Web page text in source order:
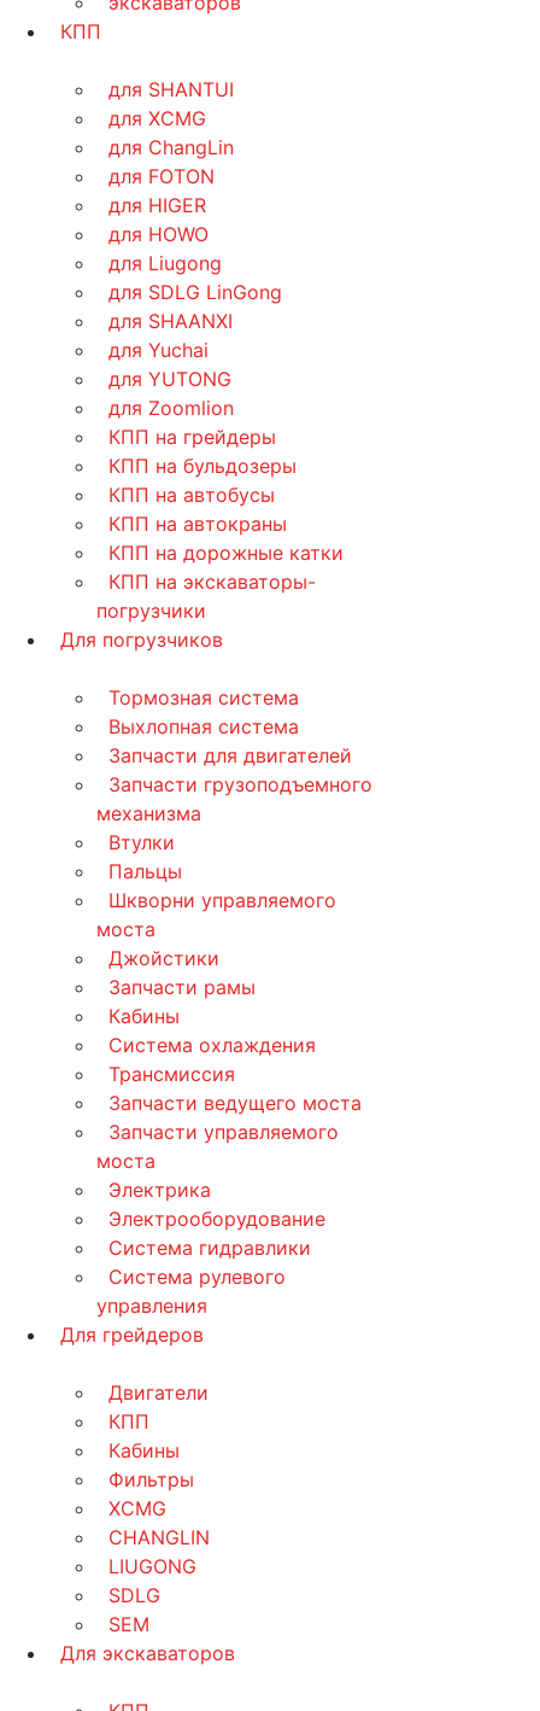
КПП
для SHANTUI
для XCMG
для ChangLin
для FOTON
для HIGER
для HOWO
для Liugong
для SDLG LinGong
для SHAANXI
для Yuchai
для YUTONG
для Zoomlion
КПП на грейдеры
КПП на бульдозеры
КПП на автобусы
КПП на автокраны
КПП на дорожные катки
КПП на экскаваторы-
погрузчики
Для погрузчиков
Тормозная система
Выхлопная система
Запчасти для двигателей
Запчасти грузоподъемного
механизма
Втулки
Пальцы
Шкворни управляемого
моста
Джойстики
Запчасти рамы
Кабины
Система охлаждения
Трансмиссия
Запчасти ведущего моста
Запчасти управляемого
моста
Электрика
Электрооборудование
Система гидравлики
Система рулевого
управления
Для грейдеров
Двигатели
КПП
Кабины
Фильтры
XCMG
CHANGLIN
LIUGONG
SDLG
SEM
Для экскаваторов